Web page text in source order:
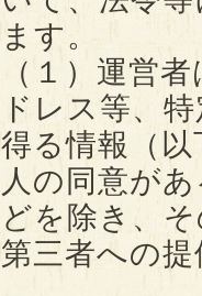
ます。
（１）運営
ドレス等、
得る情報（
人の同意が
どを除き、
第三者への